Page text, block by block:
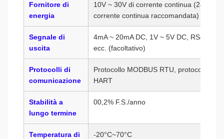
Fornitore di
energia
10V ~ 30V di corrente continua (24V di
corrente continua raccomandata)
Segnale di
uscita
4mA ~ 20mA DC, 1V ~ 5V DC, RS485,
ecc. (facoltativo)
Protocolli di
comunicazione
Protocollo MODBUS RTU, protocollo
HART
Stabilità a
lungo termine
00,2% F.S./anno
Temperatura di
-20°C~70°C